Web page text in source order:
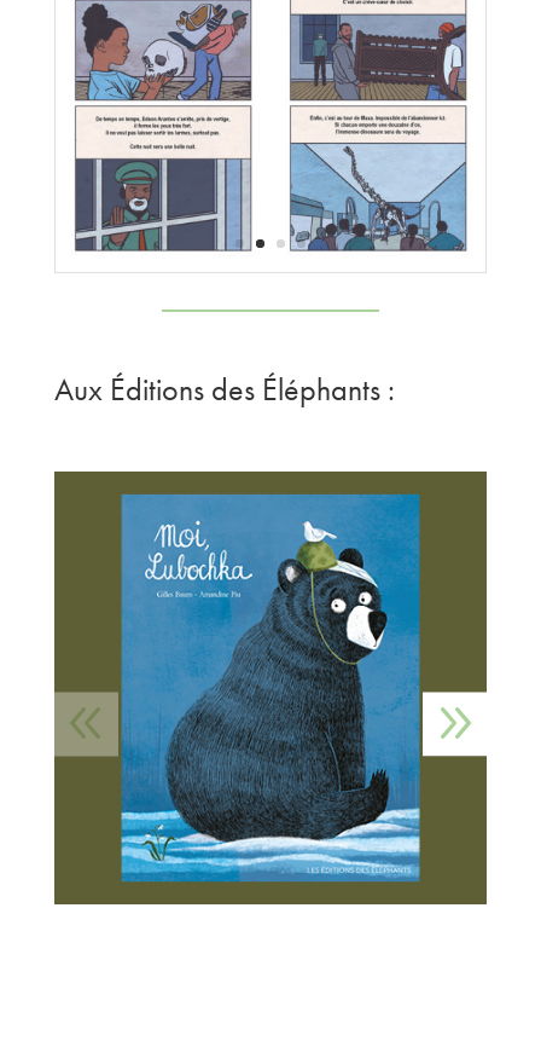
Aux Éditions des Éléphants :